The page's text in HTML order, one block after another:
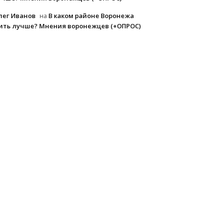
Иванов на В каком районе Воронежа
лучше? Мнения воронежцев (+ОПРОС)